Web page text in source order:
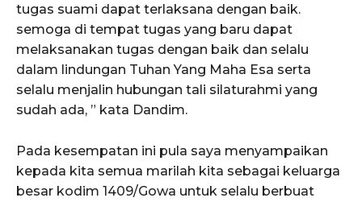
tugas suami dapat terlaksana dengan baik.
semoga di tempat tugas yang baru dapat
melaksanakan tugas dengan baik dan selalu
dalam lindungan Tuhan Yang Maha Esa serta
selalu menjalin hubungan tali silaturahmi yang
sudah ada, ” kata Dandim.
Pada kesempatan ini pula saya menyampaikan
kepada kita semua marilah kita sebagai keluarga
besar kodim 1409/Gowa untuk selalu berbuat